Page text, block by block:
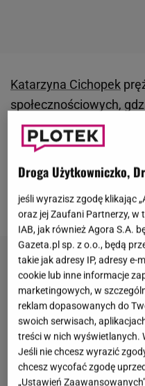
Katarzyna Cichopek
społecznościowych,
ze swojego życia, ale
różnych marek. Teraz
postanowiła podzielić
przemyśleniami na
Padły zaskakujące
Droga Użytkowniczko,
jeśli wyrazisz zgodę klikając
oraz jej Zaufani Partnerzy, w
IAB, jak również Agora S.A.
Gazeta.pl sp. z o.o., będą
takie jak adresy IP, adresy
cookie lub inne informacje
marketingowych, w
reklam dopasowanych do
swoich serwisach,
treści w nich wyświetlanych.
Jeśli nie chcesz wyrazić
chcesz wycofać zgodę
„Ustawień